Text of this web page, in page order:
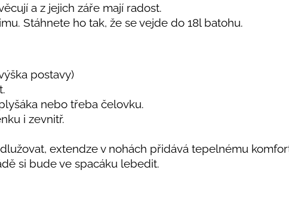
a z jejich záře mají radost.
Stáhnete ho tak, že se vejde do 18l batohu.
postavy)
nebo třeba čelovku.
i zevnitř.
extendze v nohách přidává tepelnému
si bude ve spacáku lebedit.